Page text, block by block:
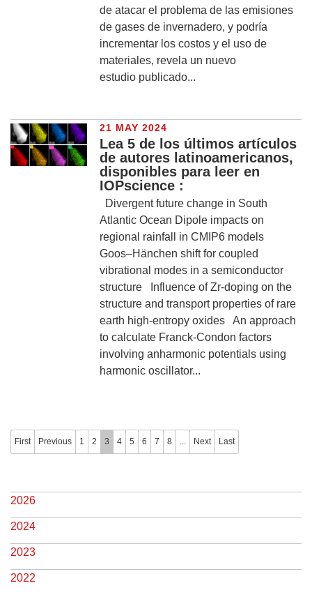
de atacar el problema de las emisiones
de gases de invernadero, y podría
incrementar los costos y el uso de
materiales, revela un nuevo
estudio publicado...
21 MAY 2024
Lea 5 de los últimos artículos
de autores latinoamericanos,
disponibles para leer en
IOPscience :
Divergent future change in South
Atlantic Ocean Dipole impacts on
regional rainfall in CMIP6 models
Goos–Hänchen shift for coupled
vibrational modes in a semiconductor
structure Influence of Zr-doping on the
structure and transport properties of rare
earth high-entropy oxides An approach
to calculate Franck-Condon factors
involving anharmonic potentials using
harmonic oscillator...
First Previous 1 2 3 4 5 6 7 8 ... Next Last
2026
2024
2023
2022